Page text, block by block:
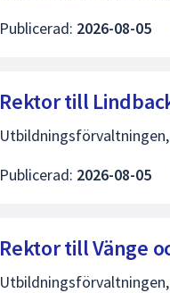
Publicerad: 2026-08-05
Rektor till
Publicerad: 2026-08-05
Rektor till Vänge